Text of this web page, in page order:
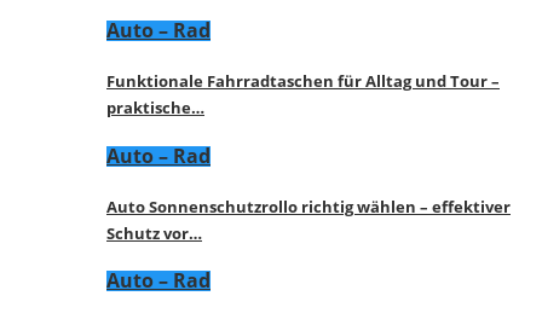
Auto – Rad
Funktionale Fahrradtaschen für Alltag und Tour –
praktische…
Auto – Rad
Auto Sonnenschutzrollo richtig wählen – effektiver
Schutz vor…
Auto – Rad